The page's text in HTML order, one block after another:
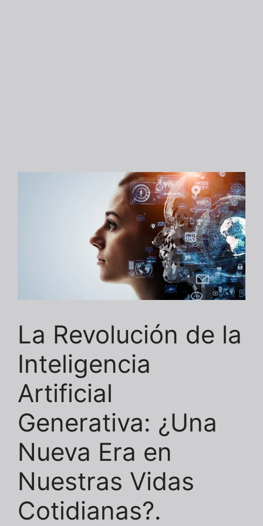
La Revolución de la
Inteligencia
Artificial
Generativa: ¿Una
Nueva Era en
Nuestras Vidas
Cotidianas?.